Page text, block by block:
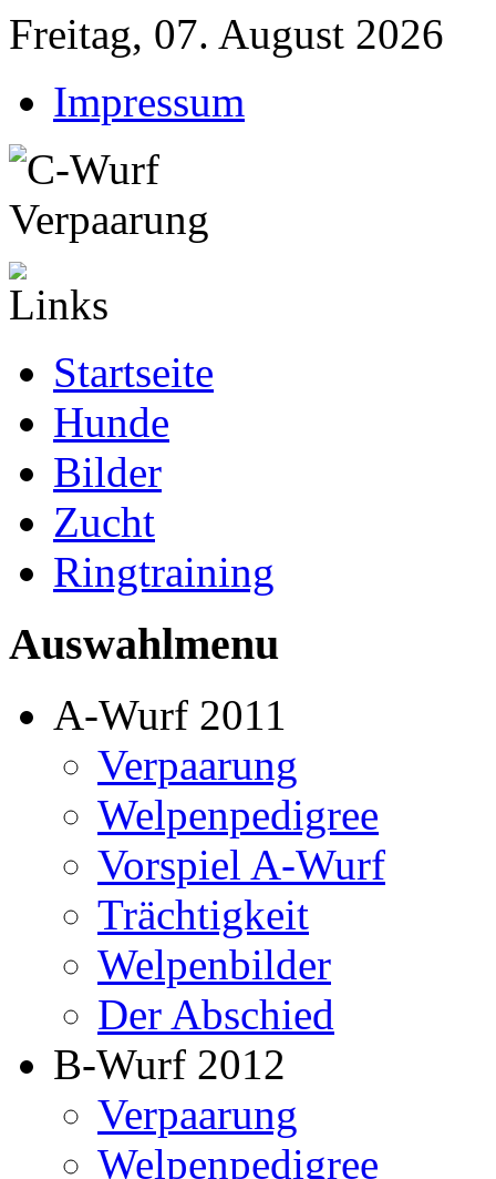
Freitag, 07. August 2026
Impressum
Startseite
Hunde
Bilder
Zucht
Ringtraining
Auswahlmenu
A-Wurf 2011
Verpaarung
Welpenpedigree
Vorspiel A-Wurf
Trächtigkeit
Welpenbilder
Der Abschied
B-Wurf 2012
Verpaarung
Welpenpedigree